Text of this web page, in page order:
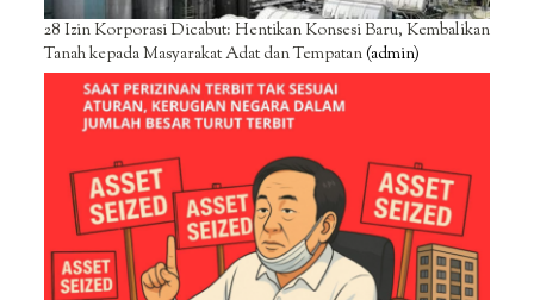
28 Izin Korporasi Dicabut: Hentikan Konsesi Baru, Kembalikan
Tanah kepada Masyarakat Adat dan Tempatan(admin)